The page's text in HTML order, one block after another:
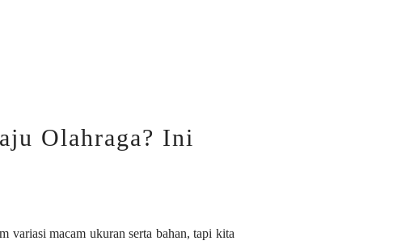
Olahraga? Ini
variasi macam ukuran serta bahan, tapi kita